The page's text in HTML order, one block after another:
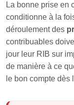
La bonne prise en
conditionne à la
déroulement des
contribuables
jour leur RIB sur
de manière à ce
le bon compte dès